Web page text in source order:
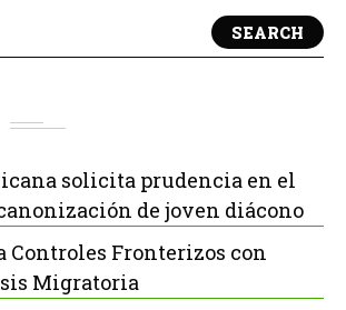
SEARCH
solicita prudencia en el
de joven diácono
Controles Fronterizos con
Migratoria